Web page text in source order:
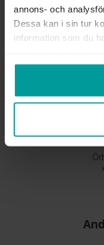
annons- och
Dessa kan i sin tur
information som du